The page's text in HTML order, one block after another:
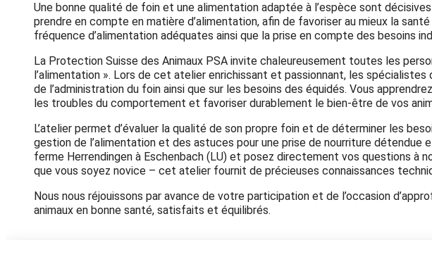
Une bonne qualité de foin et une alimentation adaptée à l’espèce sont
prendre en compte en matière d’alimentation, afin de favoriser au mieux la
fréquence d’alimentation adéquates ainsi que la prise en compte des besoins
La Protection Suisse des Animaux PSA invite chaleureusement toutes les
l’alimentation ». Lors de cet atelier enrichissant et passionnant, les
de l’administration du foin ainsi que sur les besoins des équidés. Vous
les troubles du comportement et favoriser durablement le bien-être de vos
L’atelier permet d’évaluer la qualité de son propre foin et de déterminer les
gestion de l’alimentation et des astuces pour une prise de nourriture détendue
ferme Herrendingen à Eschenbach (LU) et posez directement vos questions à
que vous soyez novice – cet atelier fournit de précieuses connaissances
Nous nous réjouissons par avance de votre participation et de l’occasion
animaux en bonne santé, satisfaits et équilibrés.